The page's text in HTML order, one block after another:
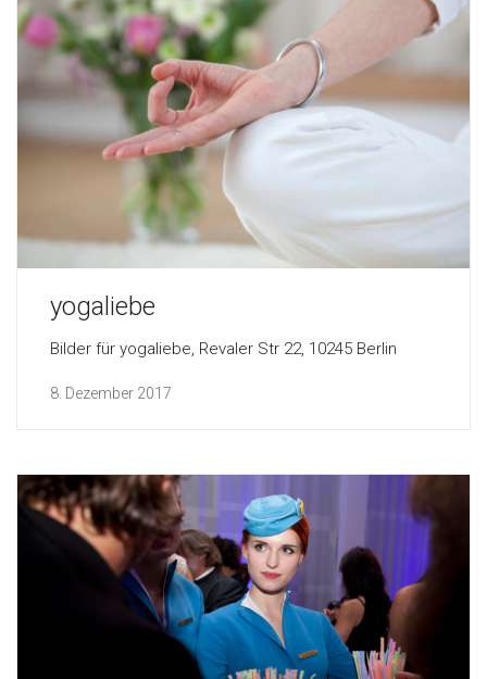
yogaliebe
Bilder für yogaliebe, Revaler Str 22, 10245 Berlin
8. Dezember 2017